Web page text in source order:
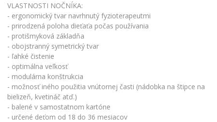
VLASTNOSTI NOČNÍKA:
- ergonomický tvar navrhnutý fyzioterapeutmi
- prirodzená poloha dieťaťa počas používania
- protišmyková základňa
- obojstranný symetrický tvar
- ľahké čistenie
- optimálna veľkosť
- modulárna konštrukcia
- možnosť iného použitia vnútornej časti (nádobka na štipce na
bielizeň, kvetináč atď.)
- balené v samostatnom kartóne
- určené deťom od 18 do 36 mesiacov